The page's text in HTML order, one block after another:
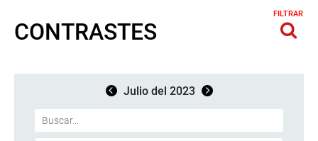
CONTRASTES
FILTRAR
Julio del 2023